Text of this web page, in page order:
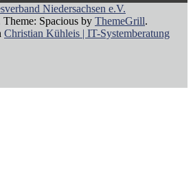
Niedersachsen e.V.
Theme: Spacious by ThemeGrill.
Christian Kühleis | IT-Systemberatung